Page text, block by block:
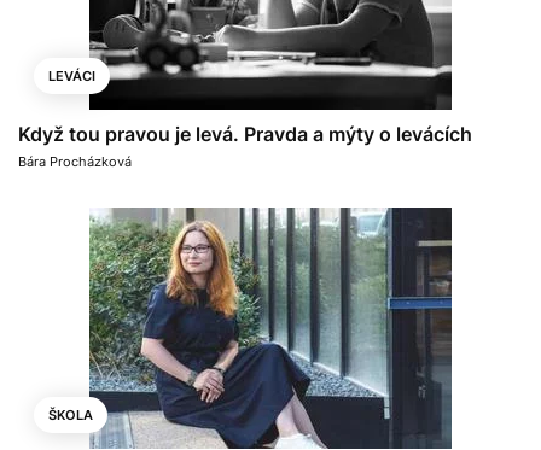
LEVÁCI
Když tou pravou je levá. Pravda a mýty o levácích
Bára Procházková
ŠKOLA